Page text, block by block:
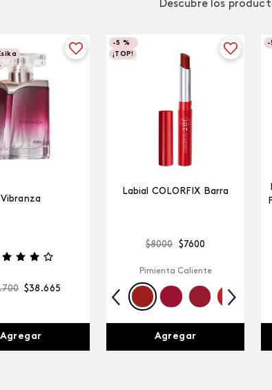
Descubre los
Vibranza
700 $38 .665
Agregar
-5 %
¡TOP!
Labial COLORFIX Barra
$8000 $7600
Pimienta Caliente
Agregar
-